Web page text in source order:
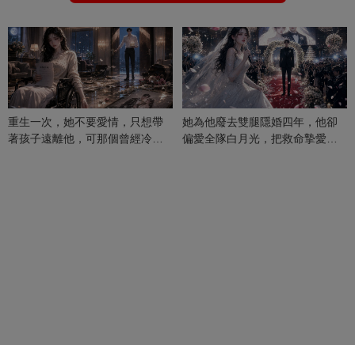
重生一次，她不要愛情，只想帶
著孩子遠離他，可那個曾經冷漠
她為他廢去雙腿隱婚四年，他卻
偏愛全隊白月光，把救命摯愛當